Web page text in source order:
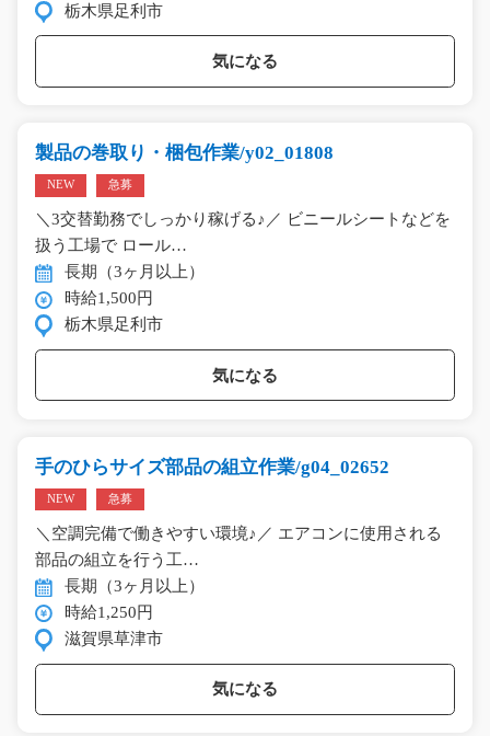
栃木県足利市
気になる
製品の巻取り・梱包作業/y02_01808
NEW 急募
＼3交替勤務でしっかり稼げる♪／ ビニールシートなどを
扱う工場で ロール…
長期（3ヶ月以上）
時給1,500円
栃木県足利市
気になる
手のひらサイズ部品の組立作業/g04_02652
NEW 急募
＼空調完備で働きやすい環境♪／ エアコンに使用される
部品の組立を行う工…
長期（3ヶ月以上）
時給1,250円
滋賀県草津市
気になる